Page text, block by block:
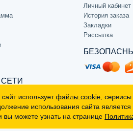
Личный кабинет
История заказа
Закладки
Рассылка
публичной офертой (определяемой
используетфайлы cookie ,
использования сайта является
вы можете узнать на странице